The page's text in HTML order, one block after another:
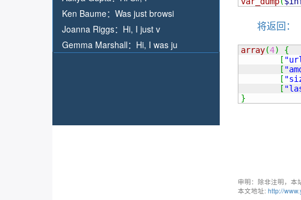
Ken Baume： Was just browsi
Joanna Riggs： Hi, I just v
Gemma Marshall： Hi, I was ju
将返回：
array(4)
{
[
[
[
[
}
申明：除非注明，本
本文地址: http://